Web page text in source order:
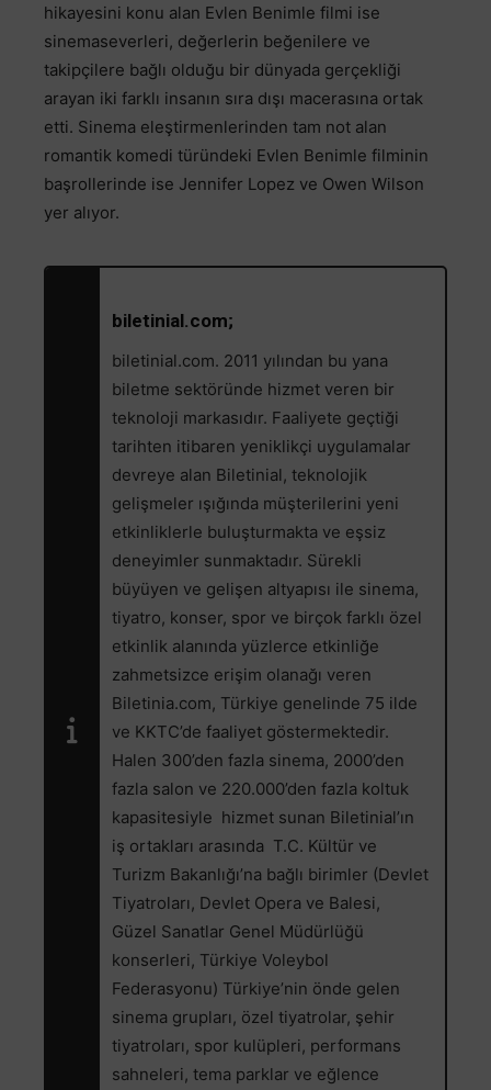
hikayesini konu alan Evlen Benimle filmi ise
sinemaseverleri, değerlerin beğenilere ve
takipçilere bağlı olduğu bir dünyada gerçekliği
arayan iki farklı insanın sıra dışı macerasına ortak
etti. Sinema eleştirmenlerinden tam not alan
romantik komedi türündeki Evlen Benimle filminin
başrollerinde ise Jennifer Lopez ve Owen Wilson
yer alıyor.
biletinial.com;
biletinial.com. 2011 yılından bu yana
biletme sektöründe hizmet veren bir
teknoloji markasıdır. Faaliyete geçtiği
tarihten itibaren yeniklikçi uygulamalar
devreye alan Biletinial, teknolojik
gelişmeler ışığında müşterilerini yeni
etkinliklerle buluşturmakta ve eşsiz
deneyimler sunmaktadır. Sürekli
büyüyen ve gelişen altyapısı ile sinema,
tiyatro, konser, spor ve birçok farklı özel
etkinlik alanında yüzlerce etkinliğe
zahmetsizce erişim olanağı veren
Biletinia.com, Türkiye genelinde 75 ilde
ve KKTC’de faaliyet göstermektedir.
Halen 300’den fazla sinema, 2000’den
fazla salon ve 220.000’den fazla koltuk
kapasitesiyle hizmet sunan Biletinial’ın
iş ortakları arasında T.C. Kültür ve
Turizm Bakanlığı’na bağlı birimler (Devlet
Tiyatroları, Devlet Opera ve Balesi,
Güzel Sanatlar Genel Müdürlüğü
konserleri, Türkiye Voleybol
Federasyonu) Türkiye’nin önde gelen
sinema grupları, özel tiyatrolar, şehir
tiyatroları, spor kulüpleri, performans
sahneleri, tema parklar ve eğlence